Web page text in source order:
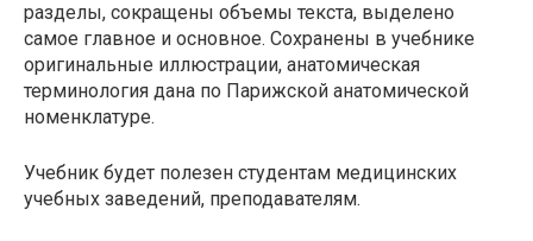
разделы, сокращены объемы текста, выделено
самое главное и основное. Сохранены в учебнике
оригинальные иллюстрации, анатомическая
терминология дана по Парижской анатомической
номенклатуре.
Учебник будет полезен студентам медицинских
учебных заведений, преподавателям.